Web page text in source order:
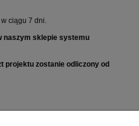
ciągu 7 dni.
naszym sklepie systemu
projektu zostanie odliczony od